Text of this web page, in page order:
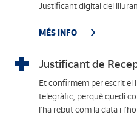
Justificant digital del
MÉS INFO
Justificant de
Et confirmem per escrit
telegràfic, perquè quedi
l’ha rebut com la data i